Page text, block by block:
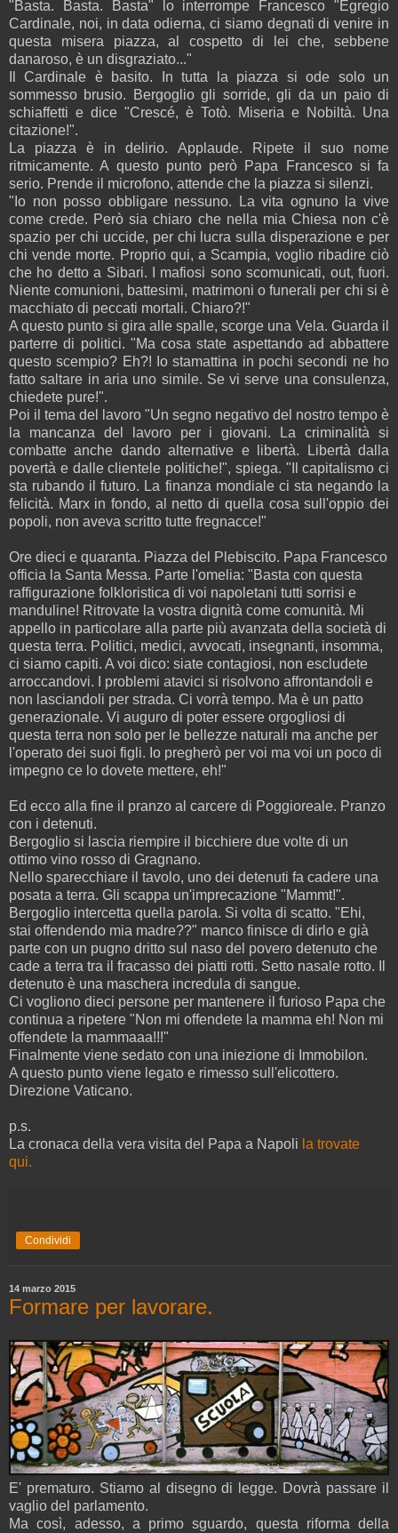
"Basta. Basta. Basta" lo interrompe Francesco "Egregio
Cardinale, noi, in data odierna, ci siamo degnati di venire in
questa misera piazza, al cospetto di lei che, sebbene
danaroso, è un disgraziato..."
Il Cardinale è basito. In tutta la piazza si ode solo un
sommesso brusio. Bergoglio gli sorride, gli da un paio di
schiaffetti e dice "Crescé, è Totò. Miseria e Nobiltà. Una
citazione!".
La piazza è in delirio. Applaude. Ripete il suo nome
ritmicamente. A questo punto però Papa Francesco si fa
serio. Prende il microfono, attende che la piazza si silenzi.
"Io non posso obbligare nessuno. La vita ognuno la vive
come crede. Però sia chiaro che nella mia Chiesa non c'è
spazio per chi uccide, per chi lucra sulla disperazione e per
chi vende morte. Proprio qui, a Scampia, voglio ribadire ciò
che ho detto a Sibari. I mafiosi sono scomunicati, out, fuori.
Niente comunioni, battesimi, matrimoni o funerali per chi si è
macchiato di peccati mortali. Chiaro?!"
A questo punto si gira alle spalle, scorge una Vela. Guarda il
parterre di politici. "Ma cosa state aspettando ad abbattere
questo scempio? Eh?! Io stamattina in pochi secondi ne ho
fatto saltare in aria uno simile. Se vi serve una consulenza,
chiedete pure!".
Poi il tema del lavoro "Un segno negativo del nostro tempo è
la mancanza del lavoro per i giovani. La criminalità si
combatte anche dando alternative e libertà. Libertà dalla
povertà e dalle clientele politiche!", spiega. "Il capitalismo ci
sta rubando il futuro. La finanza mondiale ci sta negando la
felicità. Marx in fondo, al netto di quella cosa sull'oppio dei
popoli, non aveva scritto tutte fregnacce!"
Ore dieci e quaranta. Piazza del Plebiscito. Papa Francesco
officia la Santa Messa. Parte l'omelia: "Basta con questa
raffigurazione folkloristica di voi napoletani tutti sorrisi e
manduline! Ritrovate la vostra dignità come comunità. Mi
appello in particolare alla parte più avanzata della società di
questa terra. Politici, medici, avvocati, insegnanti, insomma,
ci siamo capiti. A voi dico: siate contagiosi, non escludete
arroccandovi. I problemi atavici si risolvono affrontandoli e
non lasciandoli per strada. Ci vorrà tempo. Ma è un patto
generazionale. Vi auguro di poter essere orgogliosi di
questa terra non solo per le bellezze naturali ma anche per
l'operato dei suoi figli. Io pregherò per voi ma voi un poco di
impegno ce lo dovete mettere, eh!"
Ed ecco alla fine il pranzo al carcere di Poggioreale. Pranzo
con i detenuti.
Bergoglio si lascia riempire il bicchiere due volte di un
ottimo vino rosso di Gragnano.
Nello sparecchiare il tavolo, uno dei detenuti fa cadere una
posata a terra. Gli scappa un'imprecazione "Mammt!".
Bergoglio intercetta quella parola. Si volta di scatto. "Ehi,
stai offendendo mia madre??" manco finisce di dirlo e già
parte con un pugno dritto sul naso del povero detenuto che
cade a terra tra il fracasso dei piatti rotti. Setto nasale rotto. Il
detenuto è una maschera incredula di sangue.
Ci vogliono dieci persone per mantenere il furioso Papa che
continua a ripetere "Non mi offendete la mamma eh! Non mi
offendete la mammaaa!!!"
Finalmente viene sedato con una iniezione di Immobilon.
A questo punto viene legato e rimesso sull'elicottero.
Direzione Vaticano.
p.s.
La cronaca della vera visita del Papa a Napoli la trovate
qui.
Condividi
14 marzo 2015
Formare per lavorare.
E' prematuro. Stiamo al disegno di legge. Dovrà passare il
vaglio del parlamento.
Ma così, adesso, a primo sguardo, questa riforma della